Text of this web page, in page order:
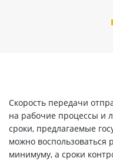
Скорость передачи
на рабочие процессы и
сроки, предлагаемые
можно воспользоваться
минимуму, а сроки